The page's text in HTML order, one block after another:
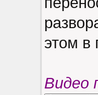
этом в
Видео